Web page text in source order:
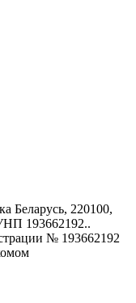
Беларусь, 220100,
193662192..
№ 193662192